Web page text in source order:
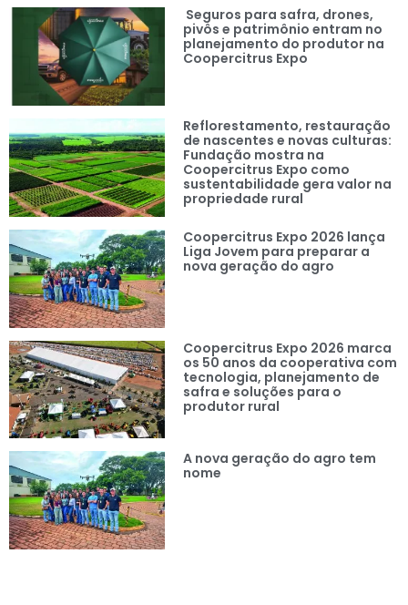
Seguros para safra, drones,
pivôs e patrimônio entram no
planejamento do produtor na
Coopercitrus Expo
Reflorestamento, restauração
de nascentes e novas culturas:
Fundação mostra na
Coopercitrus Expo como
sustentabilidade gera valor na
propriedade rural
Coopercitrus Expo 2026 lança
Liga Jovem para preparar a
nova geração do agro
Coopercitrus Expo 2026 marca
os 50 anos da cooperativa com
tecnologia, planejamento de
safra e soluções para o
produtor rural
A nova geração do agro tem
nome